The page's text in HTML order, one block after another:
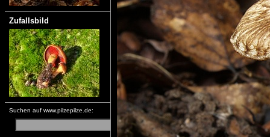
Zufallsbild
Suchen auf www.pilzepilze.de: